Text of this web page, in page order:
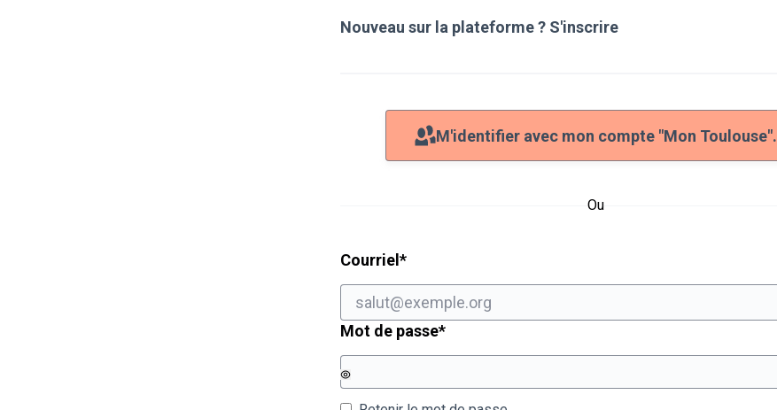
Nouveau sur la plateforme ? S'inscrire
M'identifier avec mon compte "Mon Toulouse".
Ou
Courriel *Champ obligatoire
Mot de passe*Champ obligatoire